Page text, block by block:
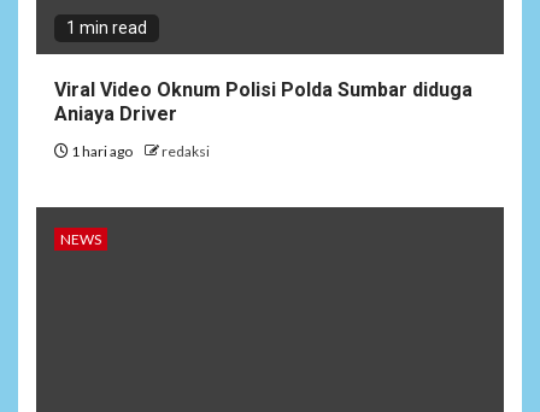
1 min read
Viral Video Oknum Polisi Polda Sumbar diduga
Aniaya Driver
1 hari ago redaksi
NEWS
Soal Dugaan Tenaga Ahli